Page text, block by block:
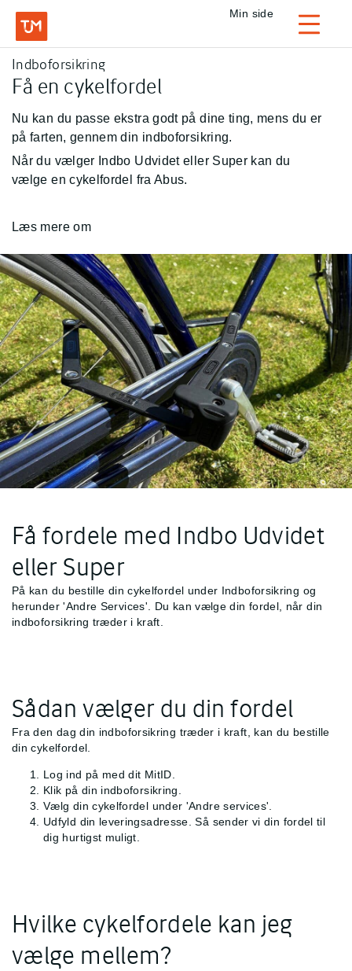
Privat
Login
Min side
TJM Forsikring – Gå til forside
Indboforsikring
Få en cykelfordel
Nu kan du passe ekstra godt på dine ting, mens du er
på farten, gennem din indboforsikring.
Når du vælger Indbo Udvidet eller Super kan du
vælge en cykelfordel fra Abus.
Læs mere om
Få fordele med Indbo Udvidet
eller Super
På kan du bestille din cykelfordel under Indboforsikring og
herunder 'Andre Services'. Du kan vælge din fordel, når din
indboforsikring træder i kraft.
Sådan vælger du din fordel
Fra den dag din indboforsikring træder i kraft, kan du bestille
din cykelfordel.
Log ind på med dit MitID.
Klik på din indboforsikring.
Vælg din cykelfordel under 'Andre services'.
Udfyld din leveringsadresse. Så sender vi din fordel til
dig hurtigst muligt.
Hvilke cykelfordele kan jeg
vælge mellem?